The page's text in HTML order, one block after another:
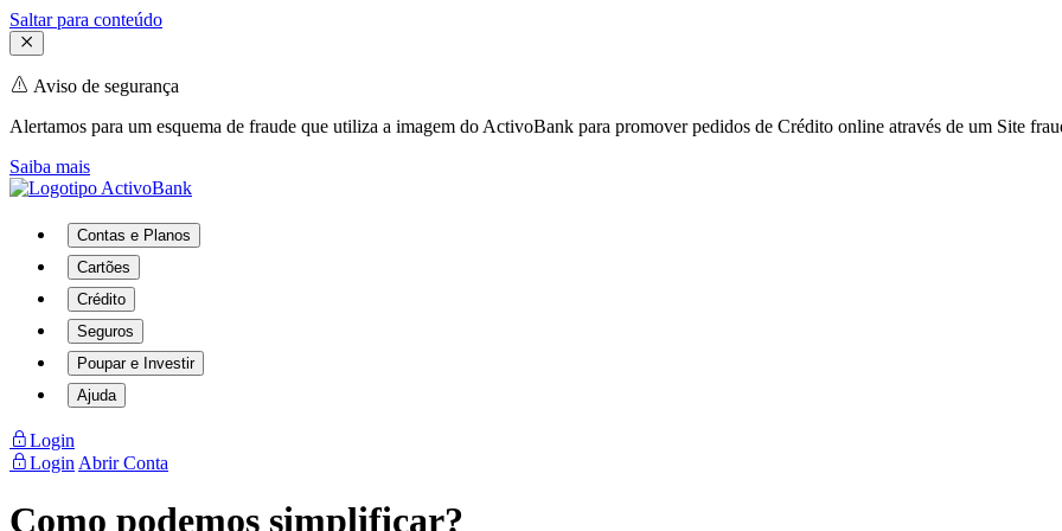
Saltar para conteúdo
Aviso de segurança
Alertamos para um esquema de fraude que utiliza a imagem do ActivoBank para promover pedidos de Crédito online através de um Site
Saiba mais
Contas e Planos
Cartões
Crédito
Seguros
Poupar e Investir
Ajuda
Login
Login Abrir Conta
Como podemos simplificar?